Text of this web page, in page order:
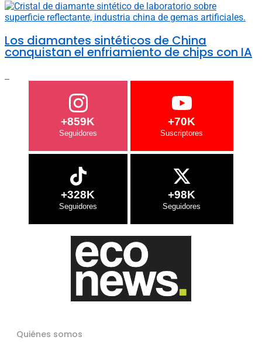
Los diamantes sintéticos de China
conquistan el enfriamiento de chips con IA
+859K +70K
+328K +98K
Quiénes somos